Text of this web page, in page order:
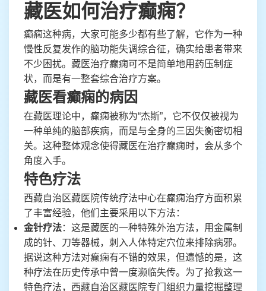
藏医如何治疗癫痫？
癫痫这种病，大家可能多少都有些了解，它作为一种
慢性反复发作的脑功能失调综合征，确实给患者带来
不少困扰。藏医治疗癫痫可不是简单地用药压制症
状，而是有一整套综合治疗方案。
藏医看癫痫的病因
在藏医理论中，癫痫被称为“杰斯”，它不仅仅被视为
一种单纯的脑部疾病，而是与全身的三因失衡密切相
关。这种整体观念使得藏医在治疗癫痫时，会从多个
角度入手。
特色疗法
西藏自治区藏医院传统疗法中心在癫痫治疗方面积累
了丰富经验，他们主要采用以下方法：
金针疗法：这是藏医的一种特殊外治方法，用金属制
成的针、刀等器械，刺入人体特定穴位来排除病邪。
据说这种方法对癫痫有不错的效果，但遗憾的是，这
种疗法在历史传承中曾一度濒临失传。为了抢救这一
特色疗法，西藏自治区藏医院专门组织力量挖掘整理